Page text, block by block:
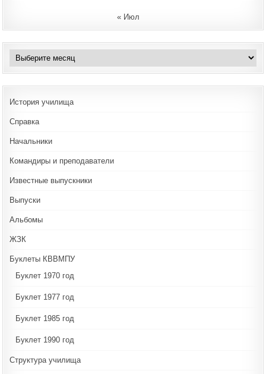
« Июл
Архивы
История училища
Справка
Начальники
Командиры и преподаватели
Известные выпускники
Выпуски
Альбомы
ЖЗК
Буклеты КВВМПУ
Буклет 1970 год
Буклет 1977 год
Буклет 1985 год
Буклет 1990 год
Структура училища